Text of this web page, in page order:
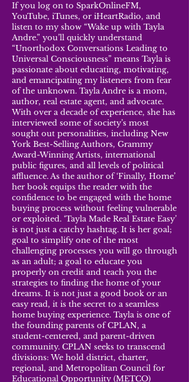
If you log on to SparkOnlineFM,
YouTube, iTunes, or iHeartRadio, and
listen to my show “Wake up with Tayla
Andre.” you’ll quickly understand
“Unorthodox Conversations Leading to
Universal Consciousness” means Tayla is
passionate about educating, motivating,
and emancipating my listeners from fear
of the unknown. Tayla Andre is a mom,
author, real estate agent, and advocate.
With over a decade of experience, she has
interviewed some of society’s most
sought out personalities, including New
York Best-Selling Authors, Grammy
Award-Winning Artists, international
public figures, and all levels of political
affluence. As the author of ‘Finally, Home’
her book equips the reader with the
confidence to be engaged with the home
buying process without feeling vulnerable
or exploited. ‘Tayla Made Real Estate Easy’
is not just a catchy hashtag. It is her goal;
goal to simplify one of the most
challenging processes you will go through
as an adult; a goal to educate you
properly on credit and teach you the
strategies to finding the home of your
dreams. It is not just a good book or an
easy read, it is the secret to a seamless
home buying experience. Tayla is one of
the founding parents of CPLAN, a
student-centered, and parent-driven
community. CPLAN seeks to transcend
divisions: We hold district, charter,
regional, and Metropolitan Council for
Educational Opportunity (METCO)